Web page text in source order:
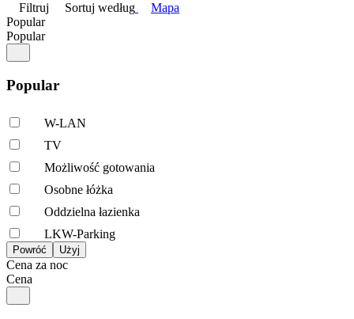
Filtruj
Sortuj według
Mapa
Popular
Popular
Popular
W-LAN
TV
Możliwość gotowania
Osobne łóżka
Oddzielna łazienka
LKW-Parking
Cena za noc
Cena